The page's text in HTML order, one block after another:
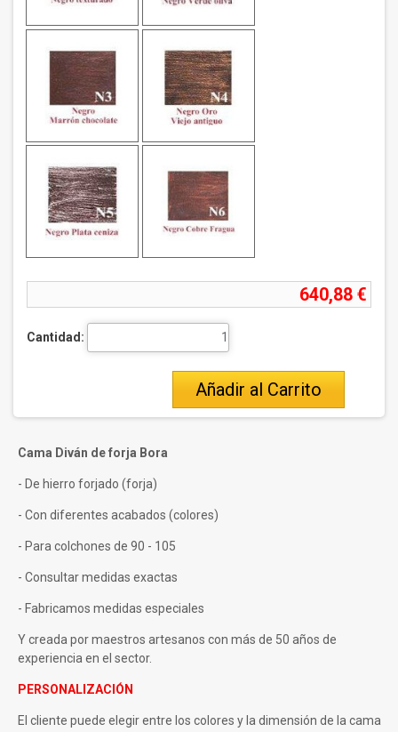
640,88 €
Cantidad:
Añadir al Carrito
Cama Diván de forja Bora
- De hierro forjado (forja)
- Con diferentes acabados (colores)
- Para colchones de 90 - 105
- Consultar medidas exactas
- Fabricamos medidas especiales
Y creada por maestros artesanos con más de 50 años de
experiencia en el sector.
PERSONALIZACIÓN
El cliente puede elegir entre los colores y la dimensión de la cama